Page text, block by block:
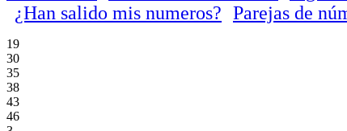
¿Han salido mis numeros? Parejas de
19
30
35
38
43
46